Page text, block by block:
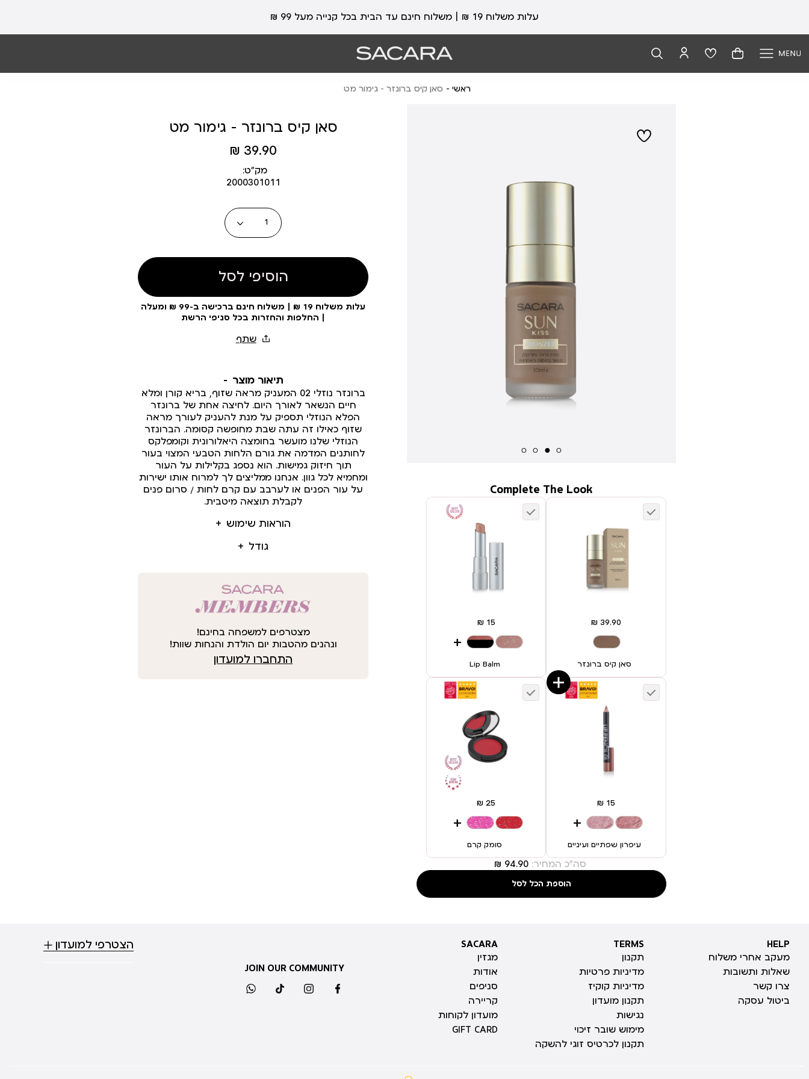
עלות משלוח 19 ₪ | משלוח חינם עד הבית בכל קנייה מעל 99 ₪
ראשי סאן קיס ברונזר - גימור מט
סאן קיס ברונזר - גימור מט
מחיר
מוצר
39.90 ₪
מק״ט:
2000301011
כמות
הוסיפי לסל
עלות משלוח 19 ₪ | משלוח חינם ברכישה ב-99 ₪ ומעלה
| החלפות והחזרות בכל סניפי הרשת
תיאור מוצר
הוראות שימוש
גודל
ברונזר נוזלי 02 המעניק מראה שזוף, בריא קורן ומלא
חיים הנשאר לאורך היום. לחיצה אחת של ברונזר
הפלא הנוזלי תספיק על מנת להעניק לעורך מראה
שזוף כאילו זה עתה שבת מחופשה קסומה. הברונזר
הנוזלי שלנו מועשר בחומצה היאלורונית וקומפלקס
לחותנים המדמה את גורם הלחות הטבעי המצוי בעור
תוך חיזוק גמישות. הוא נספג בקלילות על העור
ומחמיא לכל גוון. אנחנו ממליצים לך למרוח אותו ישירות
על עור הפנים או לערבב עם קרם לחות / סרום פנים
לקבלת תוצאה מיטבית.
מצטרפים למשפחה בחינם!
ונהנים מהטבות יום הולדת והנחות שוות!
התחברו למועדון סאן קיס ברונזר Lip Balm
+
עיפרון שפתיים ועיניים
+
סומק קרם
+
Complete The Look
סה"כ המחיר:
הוספת הכל לסל
HELP
HELP
מעקב אחרי משלוח
שאלות ותשובות
צרו קשר
ביטול עסקה
TERMS
TERMS
תקנון
מדיניות פרטיות
מדיניות קוקיז
תקנון מועדון
נגישות
מימוש שובר זיכוי
תקנון לכרטיס זוגי להשקה
SACARA
SACARA
מגזין
אודות
סניפים
קריירה
מועדון לקוחות
GIFT CARD
JOIN OUR COMMUNITY
facebook
instagram
tiktok
whatsapp
הצטרפי למועדון